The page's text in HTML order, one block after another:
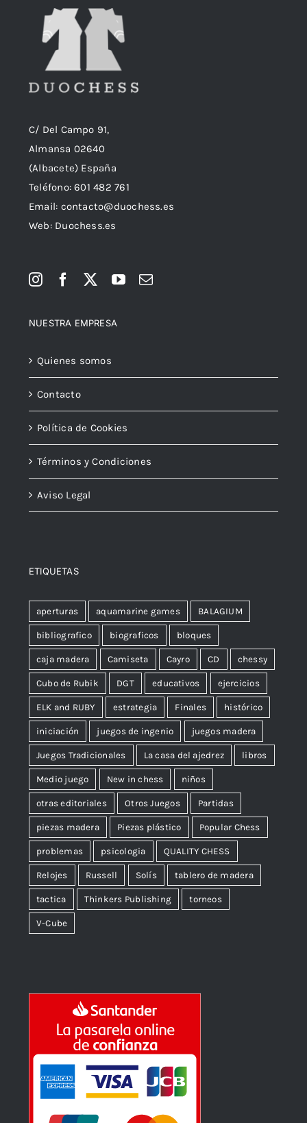
C/ Del Campo 91,
Almansa 02640
(Albacete) España
Teléfono:601 482 761
Email: contacto@duochess.es
Web: Duochess.es
NUESTRA EMPRESA
Quienes somos
Contacto
Política de Cookies
Términos y Condiciones
Aviso Legal
ETIQUETAS
aperturas aquamarine games BALAGIUM
bibliografico biograficos bloques
caja madera Camiseta Cayro CD chessy
Cubo de Rubik DGT educativos ejercicios
ELK and RUBY estrategia Finales histórico
iniciación juegos de ingenio juegos madera
Juegos Tradicionales La casa del ajedrez libros
Medio juego New in chess niños
otras editoriales Otros Juegos Partidas
piezas madera Piezas plástico Popular Chess
problemas psicologia QUALITY CHESS
Relojes Russell Solís tablero de madera
tactica Thinkers Publishing torneos
V-Cube